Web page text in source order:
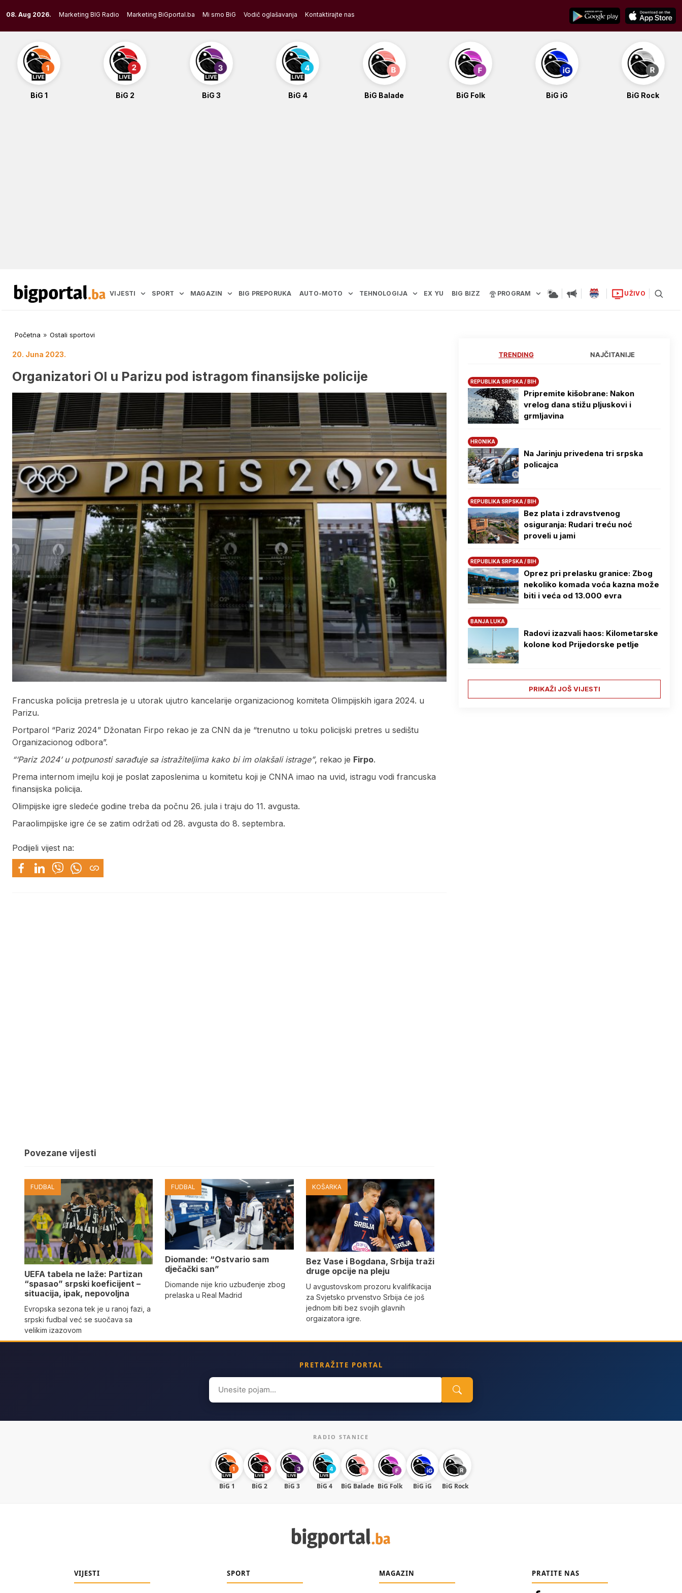
to
content
08. Aug 2026. Marketing BIG Radio Marketing BiGportal.ba Mi smo BiG Vodič oglašavanja Kontaktirajte nas
BiG 1 BiG 2 BiG 3 BiG 4 BiG Balade BiG Folk BiG iG BiG Rock
VIJESTI SPORT MAGAZIN BIG PREPORUKA AUTO-MOTO TEHNOLOGIJA EX YU BIG BIZZ PROGRAM UŽIVO
Početna » Ostali sportovi
20. Juna 2023.
Organizatori OI u Parizu pod istragom finansijske policije
Francuska policija pretresla je u utorak ujutro kancelarije organizacionog komiteta Olimpijskih igara 2024. u
Parizu.
Portparol “Pariz 2024” Džonatan Firpo rekao je za CNN da je “trenutno u toku policijski pretres u sedištu
Organizacionog odbora”.
“‘Pariz 2024’ u potpunosti sarađuje sa istražiteljima kako bi im olakšali istrage”, rekao je Firpo.
Prema internom imejlu koji je poslat zaposlenima u komitetu koji je CNNA imao na uvid, istragu vodi francuska
finansijska policija.
Olimpijske igre sledeće godine treba da počnu 26. jula i traju do 11. avgusta.
Paraolimpijske igre će se zatim održati od 28. avgusta do 8. septembra.
Podijeli vijest na:
Povezane vijesti
FUDBAL
UEFA tabela ne laže: Partizan
“spasao” srpski koeficijent –
situacija, ipak, nepovoljna
Evropska sezona tek je u ranoj fazi, a
srpski fudbal već se suočava sa
velikim izazovom
FUDBAL
Diomande: “Ostvario sam
dječački san”
Diomande nije krio uzbuđenje zbog
prelaska u Real Madrid
KOŠARKA
Bez Vase i Bogdana, Srbija traži
druge opcije na pleju
U avgustovskom prozoru kvalifikacija
za Svjetsko prvenstvo Srbija će još
jednom biti bez svojih glavnih
orgaizatora igre.
TRENDING NAJČITANIJE
REPUBLIKA SRPSKA / BIH
Pripremite kišobrane: Nakon
vrelog dana stižu pljuskovi i
grmljavina
HRONIKA
Na Јarinju privedena tri srpska
policajca
REPUBLIKA SRPSKA / BIH
Bez plata i zdravstvenog
osiguranja: Rudari treću noć
proveli u jami
REPUBLIKA SRPSKA / BIH
Oprez pri prelasku granice: Zbog
nekoliko komada voća kazna može
biti i veća od 13.000 evra
BANJA LUKA
Radovi izazvali haos: Kilometarske
kolone kod Prijedorske petlje
PRIKAŽI JOŠ VIJESTI
PRETRAŽITE PORTAL
Search
for:
RADIO STANICE
BiG 1 BiG 2 BiG 3 BiG 4 BiG Balade BiG Folk BiG iG BiG Rock
VIJESTI SPORT MAGAZIN PRATITE NAS